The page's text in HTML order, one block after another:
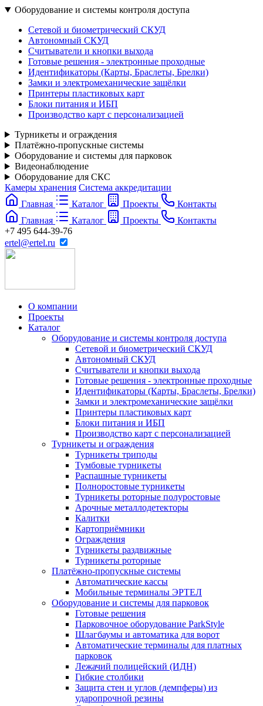
Оборудование и системы контроля доступа
Сетевой и биометрический СКУД
Автономный СКУД
Считыватели и кнопки выхода
Готовые решения - электронные проходные
Идентификаторы (Карты, Браслеты, Брелки)
Замки и электромеханические защёлки
Принтеры пластиковых карт
Блоки питания и ИБП
Производство карт с персонализацией
Турникеты и ограждения
Платёжно-пропускные системы
Оборудование и системы для парковок
Видеонаблюдение
Оборудование для СКС
Камеры хранения Система аккредитации
Главная
Каталог Проекты
Контакты
Главная
Каталог Проекты
Контакты
+7 495 644-39-76
ertel@ertel.ru
О компании
Проекты
Каталог
Оборудование и системы контроля доступа
Сетевой и биометрический СКУД
Автономный СКУД
Считыватели и кнопки выхода
Готовые решения - электронные проходные
Идентификаторы (Карты, Браслеты, Брелки)
Замки и электромеханические защёлки
Принтеры пластиковых карт
Блоки питания и ИБП
Производство карт с персонализацией
Турникеты и ограждения
Турникеты триподы
Тумбовые турникеты
Распашные турникеты
Полноростовые турникеты
Турникеты роторные полуростовые
Арочные металлодетекторы
Калитки
Картоприёмники
Ограждения
Турникеты раздвижные
Турникеты роторные
Платёжно-пропускные системы
Автоматические кассы
Мобильные терминалы ЭРТЕЛ
Оборудование и системы для парковок
Готовые решения
Парковочное оборудование ParkStyle
Шлагбаумы и автоматика для ворот
Автоматические терминалы для платных
парковок
Лежачий полицейский (ИДН)
Гибкие столбики
Защита стен и углов (демпферы) из
ударопрочной резины